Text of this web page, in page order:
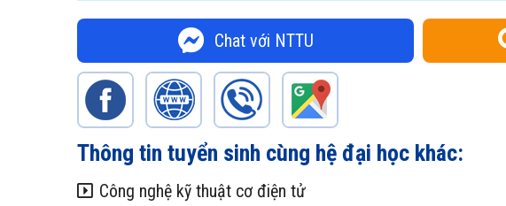
Chat với NTTU
Thông tin tuyển sinh cùng hệ đại học khác:
Công nghệ kỹ thuật cơ điện tử